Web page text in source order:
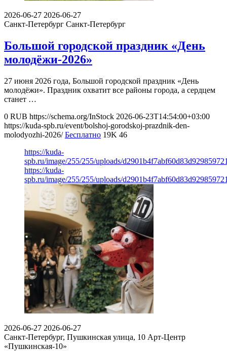
2026-06-27 2026-06-27
Санкт-Петербург Санкт-Петербург
Большой городской праздник «День
молодёжи-2026»
27 июня 2026 года, Большой городской праздник «День
молодёжи». Праздник охватит все районы города, а сердцем
станет …
0 RUB https://schema.org/InStock 2026-06-23T14:54:00+03:00
https://kuda-spb.ru/event/bolshoj-gorodskoj-prazdnik-den-
molodyozhi-2026/ Бесплатно 19K 46
https://kuda-
spb.ru/image/255/255/uploads/
https://kuda-
spb.ru/image/255/255/uploads/
2026-06-27 2026-06-27
Санкт-Петербург, Пушкинская улица, 10 Арт-Центр
«Пушкинская-10»